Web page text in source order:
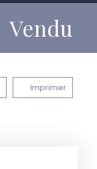
Vendu
Imprimer